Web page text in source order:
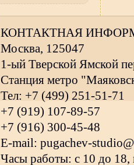
КОНТАКТНАЯ
Москва, 125047
1-ый Тверской Ямской
Станция метро
Тел: +7 (499) 251-51-71
+7 (919) 107-89-57
+7 (916) 300-45-48
E-mail: pugachev-
Часы работы: с 10 до 18,